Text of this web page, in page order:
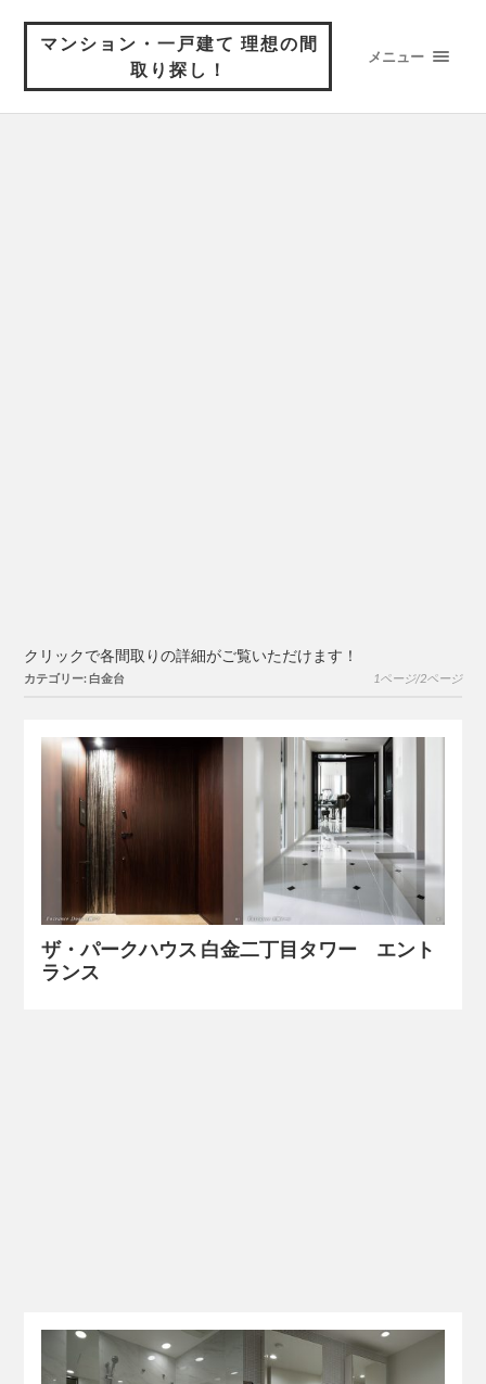
マンション・一戸建て 理想の間
取り探し！
メニュー
クリックで各間取りの詳細がご覧いただけます！
カテゴリー: 白金台 1ページ/2ページ
ザ・パークハウス 白金二丁目タワー エント
ランス